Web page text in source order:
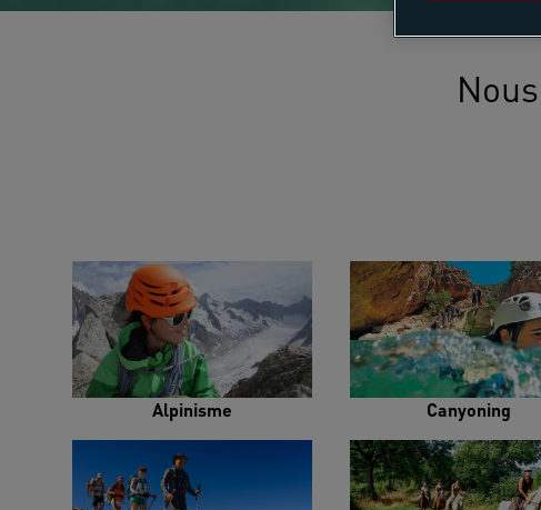
Alpinisme Canyoning